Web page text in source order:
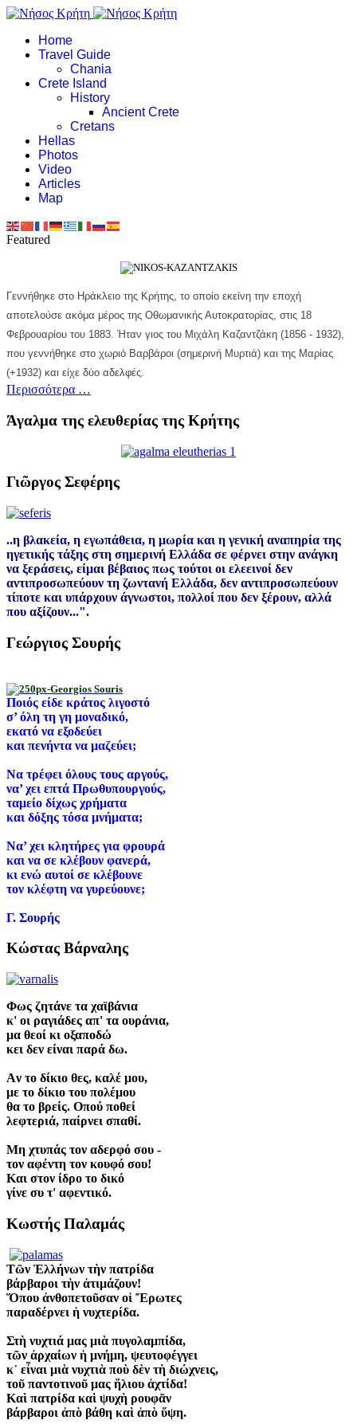
Home
Travel Guide
Chania
Crete Island
History
Ancient Crete
Cretans
Hellas
Photos
Video
Articles
Map
Featured
Γεννήθηκε στο Ηράκλειο της Κρήτης, το οποίο εκείνη την εποχή
αποτελούσε ακόμα μέρος της Οθωμανικής Αυτοκρατορίας, στις 18
Φεβρουαρίου του 1883. Ήταν γιος του Μιχάλη Καζαντζάκη (1856 - 1932),
που γεννήθηκε στο χωριό Βαρβάροι (σημερινή Μυρτιά) και της Μαρίας
(+1932) και είχε δύο αδελφές.
Περισσότερα …
Άγαλμα της ελευθερίας της Κρήτης
Γιῶργος Σεφέρης
..η βλακεία, η εγωπάθεια, η μωρία και η γενική αναπηρία της
ηγετικής τάξης στη σημερινή Ελλάδα σε φέρνει στην ανάγκη
να ξεράσεις, είμαι βέβαιος πως τούτοι οι ελεεινοί δεν
αντιπροσωπεύουν τη ζωντανή Ελλάδα, δεν αντιπροσωπεύουν
τίποτε και υπάρχουν άγνωστοι, πολλοί που δεν ξέρουν, αλλά
που αξίζουν...".
Γεώργιος Σουρής
Ποιός είδε κράτος λιγοστό
σ’όλη τη γη μοναδικό,
εκατό να εξοδεύει
και πενήντα να μαζεύει;
Να τρέφει όλους τους αργούς,
να’χει επτά Πρωθυπουργούς,
ταμείο δίχως χρήματα
και δόξης τόσα μνήματα;
Να’χει κλητήρες για φρουρά
και να σε κλέβουν φανερά,
κι ενώ αυτοί σε κλέβουνε
τον κλέφτη να γυρεύουνε;
Γ. Σουρής
Κώστας Βάρναλης
Φως ζητάνε τα χαϊβάνια
κ' οι ραγιάδες απ' τα ουράνια,
μα θεοί κι οξαποδώ
κει δεν είναι παρά δω.
Aν το δίκιο θες, καλέ μου,
με το δίκιο του πολέμου
θα το βρείς. Oπού ποθεί
λεφτεριά, παίρνει σπαθί.
Mη χτυπάς τον αδερφό σου -
τον αφέντη τον κουφό σου!
Kαι στον ίδρο το δικό
γίνε συ τ' αφεντικό.
Κωστής Παλαμάς
Τῶν Ἑλλήνων τὴν πατρίδα
βάρβαροι τὴν ἀτιμάζουν!
Ὅπου ἀνθοπετοῦσαν οἱ Ἔρωτες
παραδέρνει ἡ νυχτερίδα.
Στὴ νυχτιά μας μιὰ πυγολαμπίδα,
τῶν ἀρχαίων ἡ μνήμη, ψευτοφέγγει
κ᾿ εἶναι μιὰ νυχτιὰ ποὺ δὲν τὴ διώχνεις,
τοῦ παντοτινοῦ μας ἥλιου ἀχτίδα!
Καὶ πατρίδα καὶ ψυχὴ ρουφᾶν
βάρβαροι ἀπὸ βάθη καὶ ἀπὸ ὕψη.